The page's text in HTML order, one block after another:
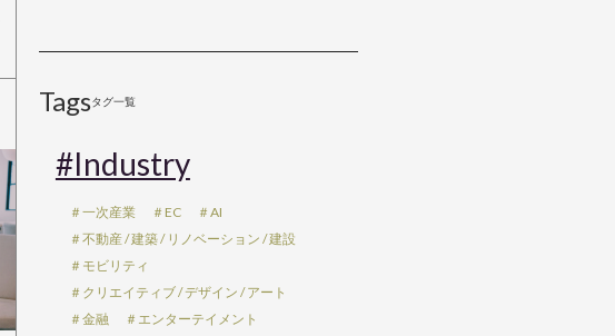
Tagsタグ一覧
#Industry
＃一次産業 ＃EC
＃AI
＃不動産 / 建築 / リノベーション / 建設
＃モビリティ
＃クリエイティブ / デザイン / アート
＃金融
＃エンターテイメント